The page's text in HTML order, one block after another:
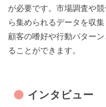
が必要です。市場調査や
ら集められるデータを収
顧客の嗜好や行動パター
ることができます。
インタビュー